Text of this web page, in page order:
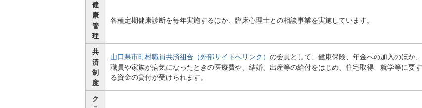
健
康
管
理
各種定期健康診断を毎年実施するほか、臨床心理士との相談事業を実施しています。
共
済
制
度
山口県市町村職員共済組合（外部サイトへリンク） の会員として、健康保険、年金への加入のほか、
職員や家族が病気になったときの医療費や、結婚、出産等の給付をはじめ、住宅取得、就学等に要す
る資金の貸付が受けられます。
ク